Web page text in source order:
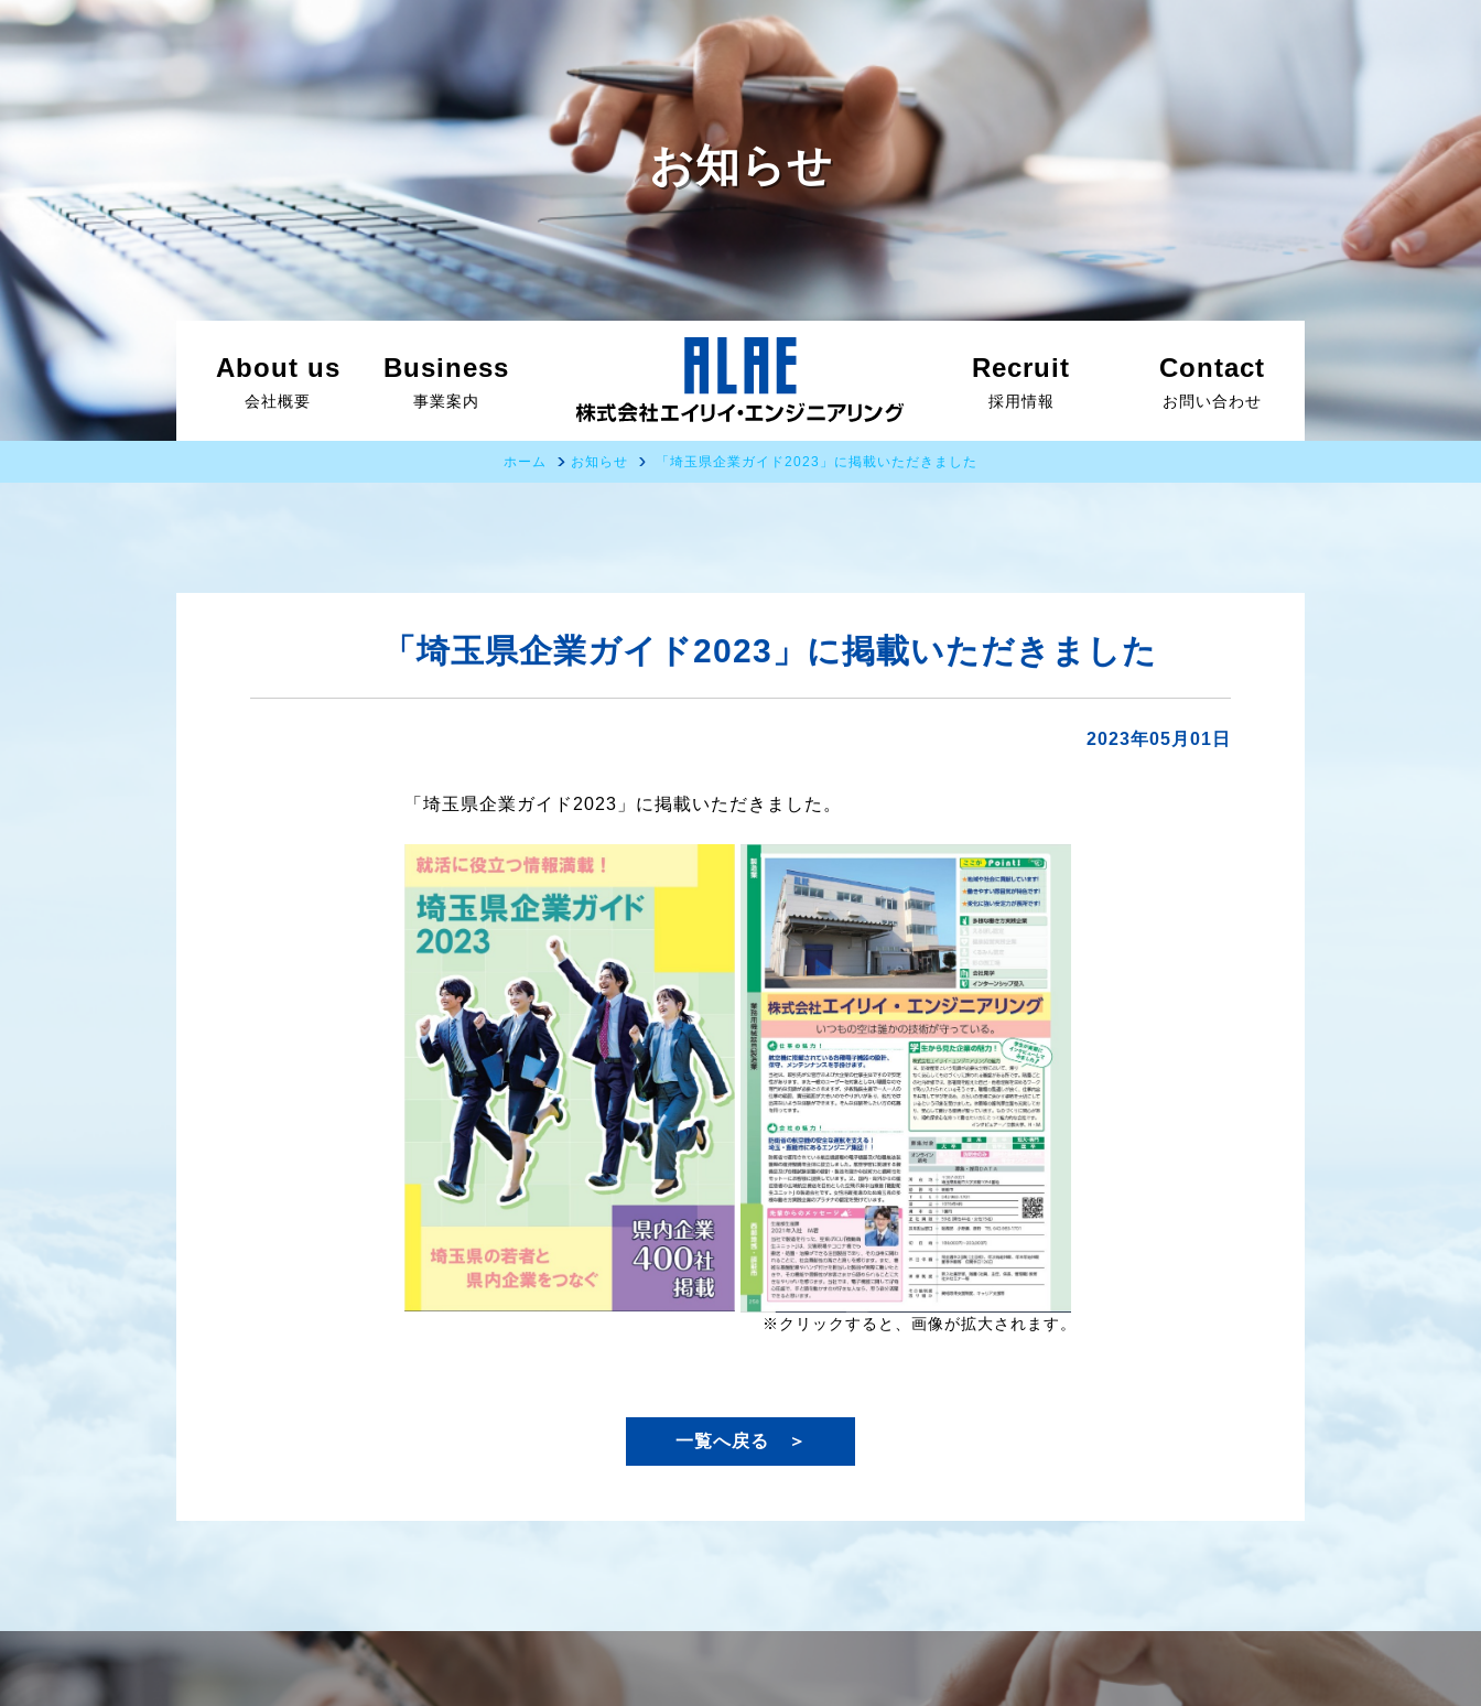
お知らせ
About us
会社概要
Business
事業案内
Recruit
採用情報
Contact
お問い合わせ
ホーム お知らせ 「埼玉県企業ガイド2023」に掲載いただきました
「埼玉県企業ガイド2023」に掲載いただきました
2023年05月01日
「埼玉県企業ガイド2023」に掲載いただきました。
※クリックすると、画像が拡大されます。
一覧へ戻る ＞